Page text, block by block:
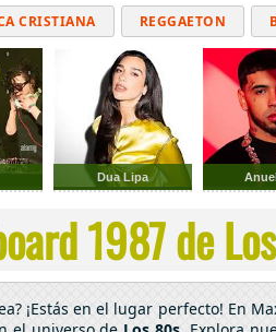
CRISTIANA REGGAETON
CUMBIAS
Dua Lipa
1987 de
¡Estás en el lugar perfecto! En